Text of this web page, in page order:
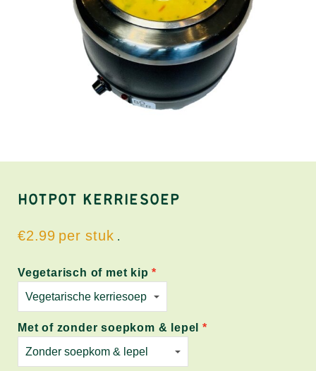
HOTPOT KERRIESOEP
€2.99 .
Vegetarisch of met kip
Met of zonder soepkom & lepel